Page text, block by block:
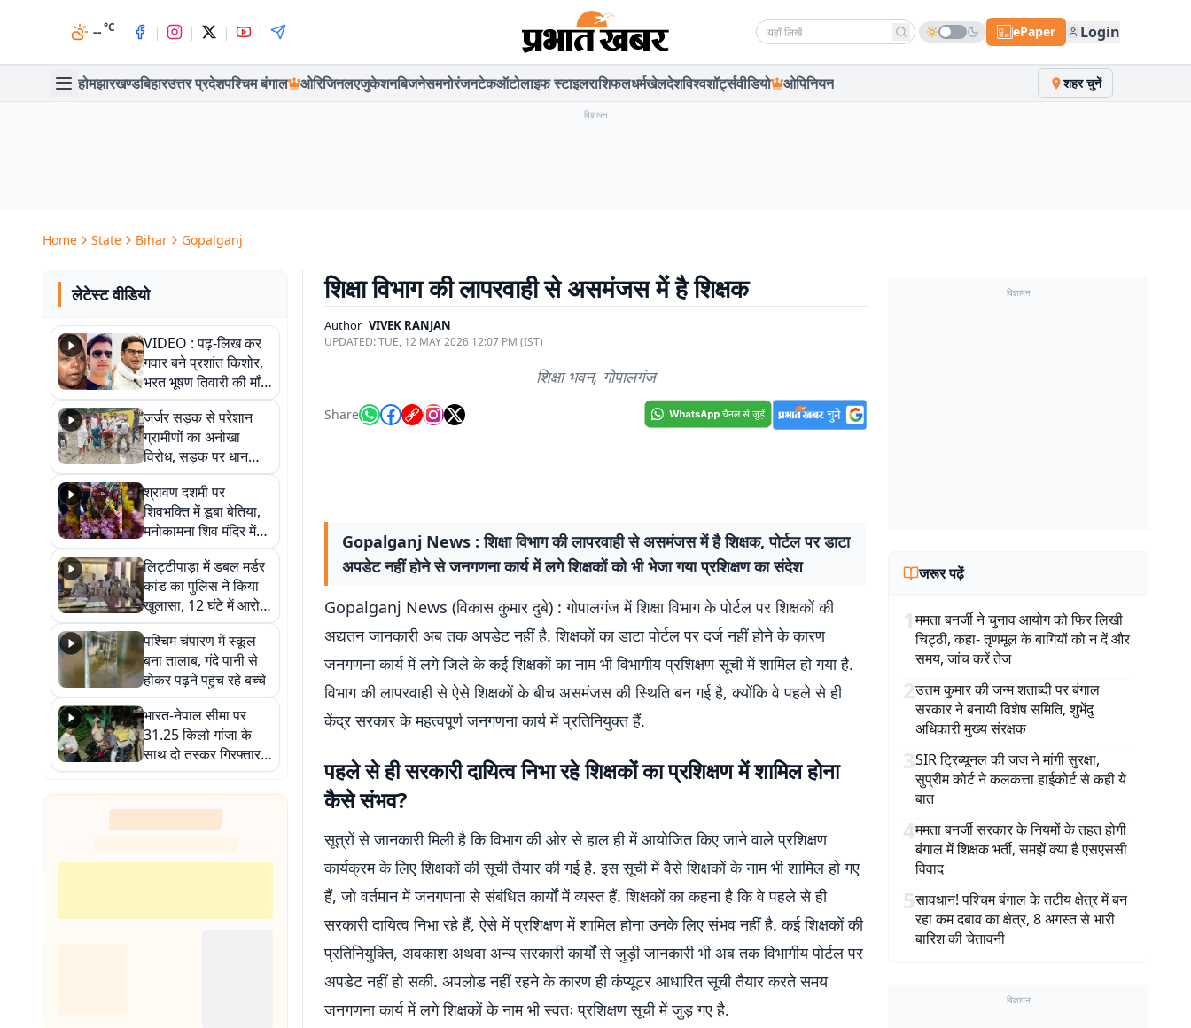
--°C | | | | Search news ePaper Login
होमझारखण्डबिहारउत्तर प्रदेशपश्चिम बंगाल ओरिजिनलएजुकेशनबिजनेसमनोरंजनटेकऑटोलाइफ स्टाइलराशिफलधर्मखेलदेशविश्वशॉर्ट्सवीडियो ओपिनियन शहर चुनें
विज्ञापन
Home State Bihar Gopalganj
लेटेस्ट वीडियो
VIDEO : पढ़-लिख कर
गवार बने प्रशांत किशोर,
भरत भूषण तिवारी की माँ ने
कहा नहीं थी उम्मीद, बेटा
था तो किसी को बोलने की
नहीं थी हिम्मत
जर्जर सड़क से परेशान
ग्रामीणों का अनोखा
विरोध, सड़क पर धान
रोपकर और खाद डालकर
जताया आक्रोश
श्रावण दशमी पर
शिवभक्ति में डूबा बेतिया,
मनोकामना शिव मंदिर में
हुआ भव्य श्रृंगार
लिट्टीपाड़ा में डबल मर्डर
कांड का पुलिस ने किया
खुलासा, 12 घंटे में आरोपी
गिरफ्तार
पश्चिम चंपारण में स्कूल
बना तालाब, गंदे पानी से
होकर पढ़ने पहुंच रहे बच्चे
भारत-नेपाल सीमा पर
31.25 किलो गांजा के
साथ दो तस्कर गिरफ्तार,
नेपाली नंबर की बाइक
जब्त
शिक्षा विभाग की लापरवाही से असमंजस में है शिक्षक
Author VIVEK RANJAN
UPDATED:TUE, 12 MAY 2026 12:07 PM (IST)
शिक्षा भवन, गोपालगंज
Share
Gopalganj News : शिक्षा विभाग की लापरवाही से असमंजस में है शिक्षक, पोर्टल पर डाटा
अपडेट नहीं होने से जनगणना कार्य में लगे शिक्षकों को भी भेजा गया प्रशिक्षण का संदेश
Gopalganj News (विकास कुमार दुबे) : गोपालगंज में शिक्षा विभाग के पोर्टल पर शिक्षकों की
अद्यतन जानकारी अब तक अपडेट नहीं है. शिक्षकों का डाटा पोर्टल पर दर्ज नहीं होने के कारण
जनगणना कार्य में लगे जिले के कई शिक्षकों का नाम भी विभागीय प्रशिक्षण सूची में शामिल हो गया है.
विभाग की लापरवाही से ऐसे शिक्षकों के बीच असमंजस की स्थिति बन गई है, क्योंकि वे पहले से ही
केंद्र सरकार के महत्वपूर्ण जनगणना कार्य में प्रतिनियुक्त हैं.
पहले से ही सरकारी दायित्व निभा रहे शिक्षकों का प्रशिक्षण में शामिल होना
कैसे संभव?
सूत्रों से जानकारी मिली है कि विभाग की ओर से हाल ही में आयोजित किए जाने वाले प्रशिक्षण
कार्यक्रम के लिए शिक्षकों की सूची तैयार की गई है. इस सूची में वैसे शिक्षकों के नाम भी शामिल हो गए
हैं, जो वर्तमान में जनगणना से संबंधित कार्यों में व्यस्त हैं. शिक्षकों का कहना है कि वे पहले से ही
सरकारी दायित्व निभा रहे हैं, ऐसे में प्रशिक्षण में शामिल होना उनके लिए संभव नहीं है. कई शिक्षकों की
प्रतिनियुक्ति, अवकाश अथवा अन्य सरकारी कार्यों से जुड़ी जानकारी भी अब तक विभागीय पोर्टल पर
अपडेट नहीं हो सकी. अपलोड नहीं रहने के कारण ही कंप्यूटर आधारित सूची तैयार करते समय
जनगणना कार्य में लगे शिक्षकों के नाम भी स्वतः प्रशिक्षण सूची में जुड़ गए है.
विज्ञापन
जरूर पढ़ें
1ममता बनर्जी ने चुनाव आयोग को फिर लिखी
चिट्ठी, कहा- तृणमूल के बागियों को न दें और
समय, जांच करें तेज
2उत्तम कुमार की जन्म शताब्दी पर बंगाल
सरकार ने बनायी विशेष समिति, शुभेंदु
अधिकारी मुख्य संरक्षक
3SIR ट्रिब्यूनल की जज ने मांगी सुरक्षा,
सुप्रीम कोर्ट ने कलकत्ता हाईकोर्ट से कही ये
बात
4ममता बनर्जी सरकार के नियमों के तहत होगी
बंगाल में शिक्षक भर्ती, समझें क्या है एसएससी
विवाद
5सावधान! पश्चिम बंगाल के तटीय क्षेत्र में बन
रहा कम दबाव का क्षेत्र, 8 अगस्त से भारी
बारिश की चेतावनी
विज्ञापन